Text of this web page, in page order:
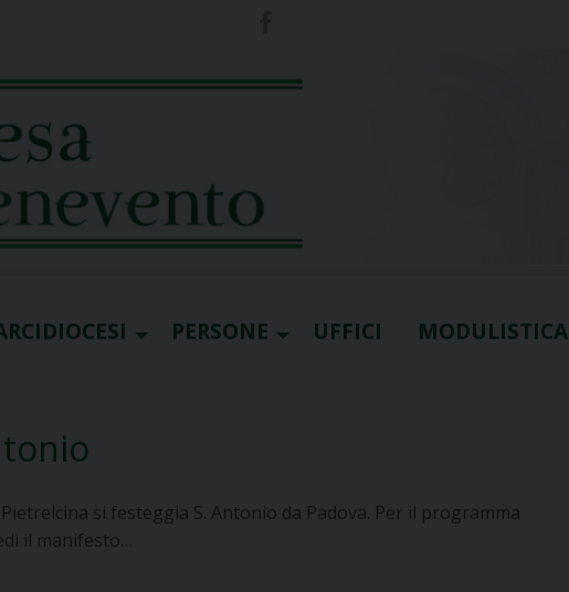
PERSONE UFFICI MODULISTICA
si festeggia S. Antonio da Padova. Per il programma
il manifesto…